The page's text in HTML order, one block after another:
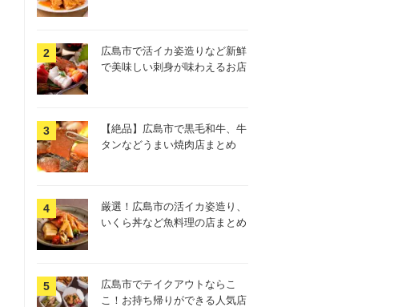
広島市で活イカ姿造りなど新鮮
で美味しい刺身が味わえるお店
【絶品】広島市で黒毛和牛、牛
タンなどうまい焼肉店まとめ
厳選！広島市の活イカ姿造り、
いくら丼など魚料理の店まとめ
広島市でテイクアウトならこ
こ！お持ち帰りができる人気店